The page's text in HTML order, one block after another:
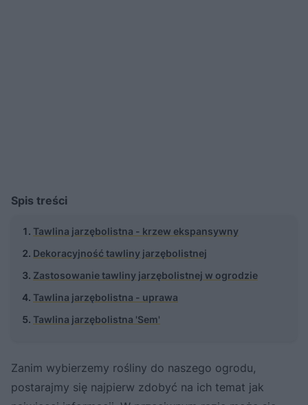
Spis treści
Tawlina jarzębolistna - krzew ekspansywny
Dekoracyjność tawliny jarzębolistnej
Zastosowanie tawliny jarzębolistnej w ogrodzie
Tawlina jarzębolistna - uprawa
Tawlina jarzębolistna 'Sem'
Zanim wybierzemy rośliny do naszego ogrodu,
postarajmy się najpierw zdobyć na ich temat jak